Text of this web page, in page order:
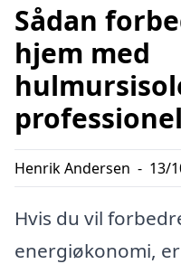
Sådan
hjem med
Henrik Andersen - 13/
Hvis du vil
energiøkonomi,